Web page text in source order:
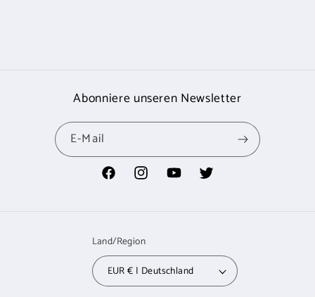
Abonniere unseren Newsletter
E-Mail
FacebookInstagramYouTubeTwitter
Land/Region
EUR € | Deutschland